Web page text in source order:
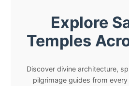
Explore
Temples
Discover divine architecture,
pilgrimage guides from